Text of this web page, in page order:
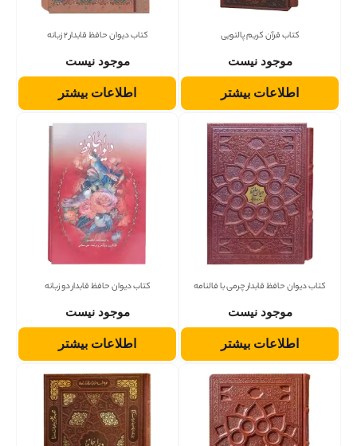
کتاب قرآن کریم پالتویی
موجود نیست
اطلاعات بیشتر
کتاب دیوان حافظ قابدار 2 زبانه
موجود نیست
اطلاعات بیشتر
کتاب دیوان حافظ قابدار چرمی با فالنامه
موجود نیست
اطلاعات بیشتر
کتاب دیوان حافظ قابدار دو زبانه
موجود نیست
اطلاعات بیشتر